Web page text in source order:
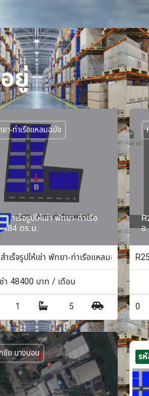
ยู่
สำเร็จรูปให้เช่า พัทยา-ท่าเรือ
484 ตร.ม.
า-ท่าเรือแหลมฉบัง
ำเร็จรูปให้เช่า พัทยา-ท่าเรือแหลมฉบัง 484
า 48400 บาท / เดือน
1 5
อ
0
ชัย บางบอน ร